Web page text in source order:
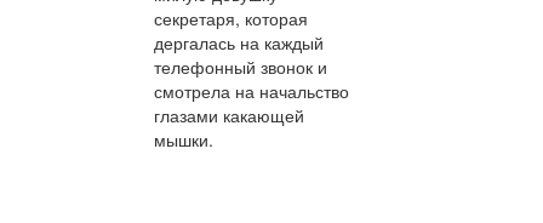
секретаря, которая
дергалась на каждый
телефонный звонок и
смотрела на начальство
глазами какающей
мышки.